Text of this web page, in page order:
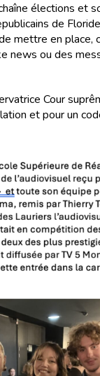
élections et
de
mettre en place,
news ou des
Cour
et pour un